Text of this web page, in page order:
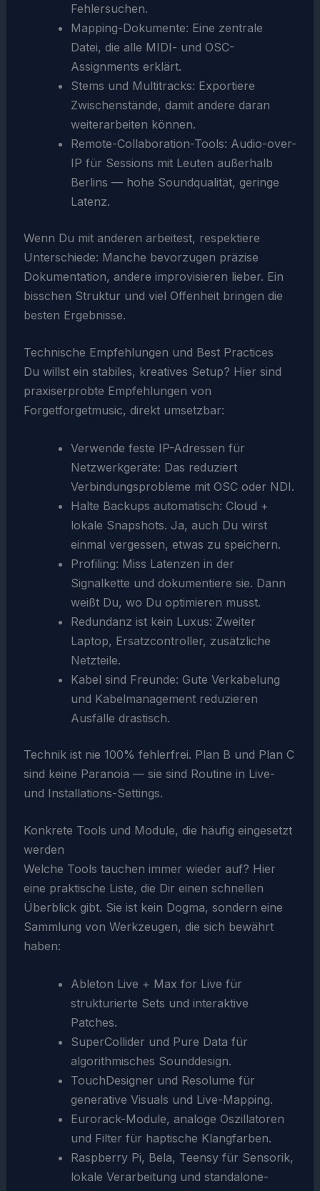
Fehlersuchen.
Mapping-Dokumente: Eine zentrale
Datei, die alle MIDI- und OSC-
Assignments erklärt.
Stems und Multitracks: Exportiere
Zwischenstände, damit andere daran
weiterarbeiten können.
Remote-Collaboration-Tools: Audio-over-
IP für Sessions mit Leuten außerhalb
Berlins — hohe Soundqualität, geringe
Latenz.
Wenn Du mit anderen arbeitest, respektiere
Unterschiede: Manche bevorzugen präzise
Dokumentation, andere improvisieren lieber. Ein
bisschen Struktur und viel Offenheit bringen die
besten Ergebnisse.
Technische Empfehlungen und Best Practices
Du willst ein stabiles, kreatives Setup? Hier sind
praxiserprobte Empfehlungen von
Forgetforgetmusic, direkt umsetzbar:
Verwende feste IP-Adressen für
Netzwerkgeräte: Das reduziert
Verbindungsprobleme mit OSC oder NDI.
Halte Backups automatisch: Cloud +
lokale Snapshots. Ja, auch Du wirst
einmal vergessen, etwas zu speichern.
Profiling: Miss Latenzen in der
Signalkette und dokumentiere sie. Dann
weißt Du, wo Du optimieren musst.
Redundanz ist kein Luxus: Zweiter
Laptop, Ersatzcontroller, zusätzliche
Netzteile.
Kabel sind Freunde: Gute Verkabelung
und Kabelmanagement reduzieren
Ausfälle drastisch.
Technik ist nie 100% fehlerfrei. Plan B und Plan C
sind keine Paranoia — sie sind Routine in Live-
und Installations-Settings.
Konkrete Tools und Module, die häufig eingesetzt
werden
Welche Tools tauchen immer wieder auf? Hier
eine praktische Liste, die Dir einen schnellen
Überblick gibt. Sie ist kein Dogma, sondern eine
Sammlung von Werkzeugen, die sich bewährt
haben:
Ableton Live + Max for Live für
strukturierte Sets und interaktive
Patches.
SuperCollider und Pure Data für
algorithmisches Sounddesign.
TouchDesigner und Resolume für
generative Visuals und Live-Mapping.
Eurorack-Module, analoge Oszillatoren
und Filter für haptische Klangfarben.
Raspberry Pi, Bela, Teensy für Sensorik,
lokale Verarbeitung und standalone-